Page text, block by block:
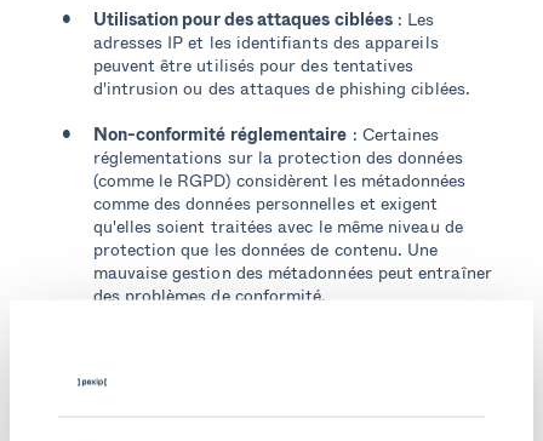
Utilisation pour des attaques ciblées : Les
adresses IP et les identifiants des appareils
peuvent être utilisés pour des tentatives
d'intrusion ou des attaques de phishing ciblées.
Non-conformité réglementaire : Certaines
réglementations sur la protection des données
(comme le RGPD) considèrent les métadonnées
comme des données personnelles et exigent
qu'elles soient traitées avec le même niveau de
protection que les données de contenu. Une
mauvaise gestion des métadonnées peut entraîner
des problèmes de conformité.
à grande échelle par des acteurs malveillants ou